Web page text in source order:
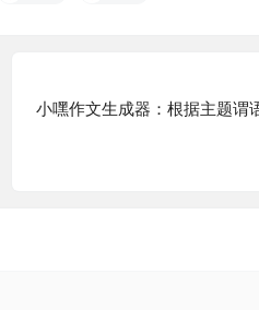
小嘿作文生成器：根据主题谓